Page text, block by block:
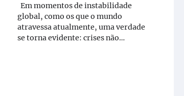
Em momentos de instabilidade
global, como os que o mundo
atravessa atualmente, uma verdade
se torna evidente: crises não…